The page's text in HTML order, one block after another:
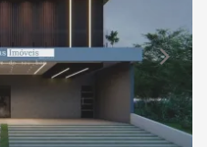
08
09
Aug/Sun